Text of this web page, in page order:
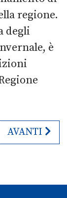
regione.
degli
è
Grado
ARTICOLO
AVANTI